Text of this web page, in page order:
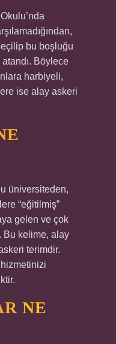
bu boşluğu
Böylece
harbiyeli,
ise alay askeri
üniversiteden,
“eğitilmiş”
gelen ve çok
Bu kelime, alay
terimdir.
NE